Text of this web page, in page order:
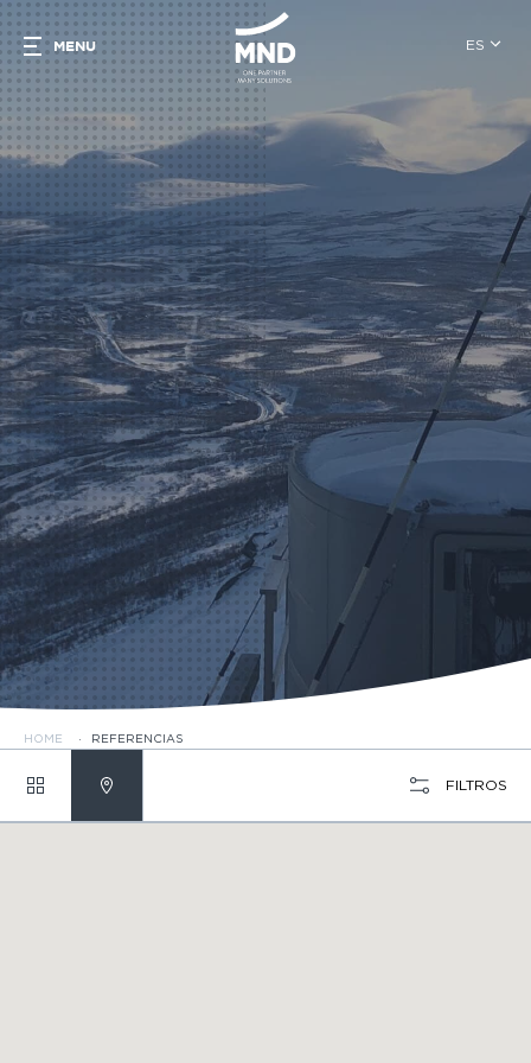
ES
MENU
HOME · REFERENCIAS
FILTROS